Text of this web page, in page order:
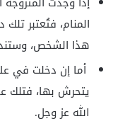
المنام، فتُعتبر
هذا الشخص،
أما إن دخلت في
يتحرش بها، فتلك
الله عز وجل.